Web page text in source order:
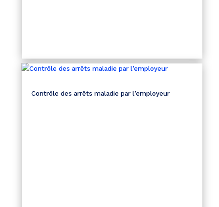
Contrôle des arrêts maladie par l’employeur